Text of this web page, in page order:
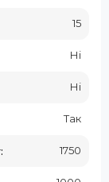
15
Ні
Ні
Так
1750